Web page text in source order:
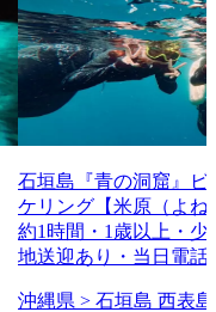
石垣島『青の洞窟』ビ
ケリング【米原（よね
約1時間・1歳以上・少
地送迎あり・当日電話
沖縄県 > 石垣島 西表